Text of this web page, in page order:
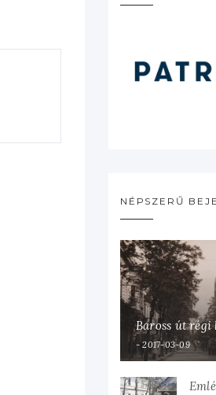
NÉPSZERŰ
Baross út régi
2017-03-09